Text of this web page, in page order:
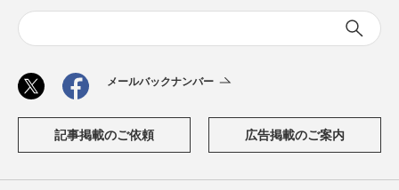
メールバックナンバー
記事掲載のご依頼 広告掲載のご案内